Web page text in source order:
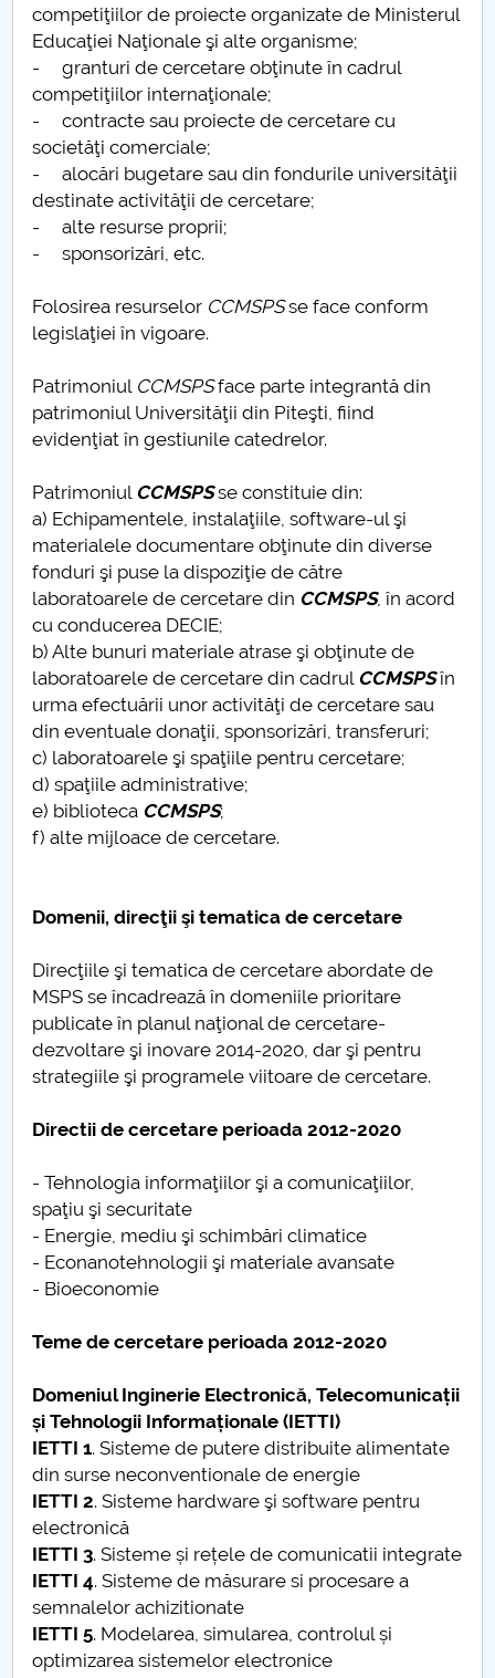
competiţiilor de proiecte organizate de Ministerul
Educaţiei Naţionale şi alte organisme;
- granturi de cercetare obţinute în cadrul
competiţiilor internaţionale;
- contracte sau proiecte de cercetare cu
societăţi comerciale;
- alocări bugetare sau din fondurile universităţii
destinate activităţii de cercetare;
- alte resurse proprii;
- sponsorizări, etc.
Folosirea resurselor CCMSPSse face conform
legislaţiei în vigoare.
Patrimoniul CCMSPSface parte integrantă din
patrimoniul Universităţii din Piteşti, fiind
evidenţiat în gestiunile catedrelor.
Patrimoniul CCMSPSse constituie din:
a) Echipamentele, instalaţiile, software-ul şi
materialele documentare obţinute din diverse
fonduri şi puse la dispoziţie de către
laboratoarele de cercetare din CCMSPS, în acord
cu conducerea DECIE;
b) Alte bunuri materiale atrase şi obţinute de
laboratoarele de cercetare din cadrul CCMSPSîn
urma efectuării unor activităţi de cercetare sau
din eventuale donaţii, sponsorizări, transferuri;
c) laboratoarele şi spaţiile pentru cercetare;
d) spaţiile administrative;
e) biblioteca CCMSPS;
f) alte mijloace de cercetare.
Domenii, direcţii şi tematica de cercetare
Direcţiile şi tematica de cercetare abordate de
MSPS se încadrează în domeniile prioritare
publicate în planul naţional de cercetare-
dezvoltare şi inovare 2014-2020, dar şi pentru
strategiile şi programele viitoare de cercetare.
Directii de cercetare perioada 2012-2020
- Tehnologia informaţiilor şi a comunicaţiilor,
spaţiu şi securitate
- Energie, mediu şi schimbări climatice
- Econanotehnologii şi materiale avansate
- Bioeconomie
Teme de cercetare perioada 2012-2020
Domeniul Inginerie Electronică, Telecomunicații
și Tehnologii Informaționale (IETTI)
IETTI 1. Sisteme de putere distribuite alimentate
din surse neconventionale de energie
IETTI 2. Sisteme hardware şi software pentru
electronică
IETTI 3. Sisteme și rețele de comunicatii integrate
IETTI 4. Sisteme de măsurare si procesare a
semnalelor achizitionate
IETTI 5. Modelarea, simularea, controlul și
optimizarea sistemelor electronice